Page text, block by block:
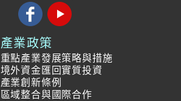
產業政策
重點產業發展策略與措施
境外資金匯回實質投資
產業創新條例
區域整合與國際合作